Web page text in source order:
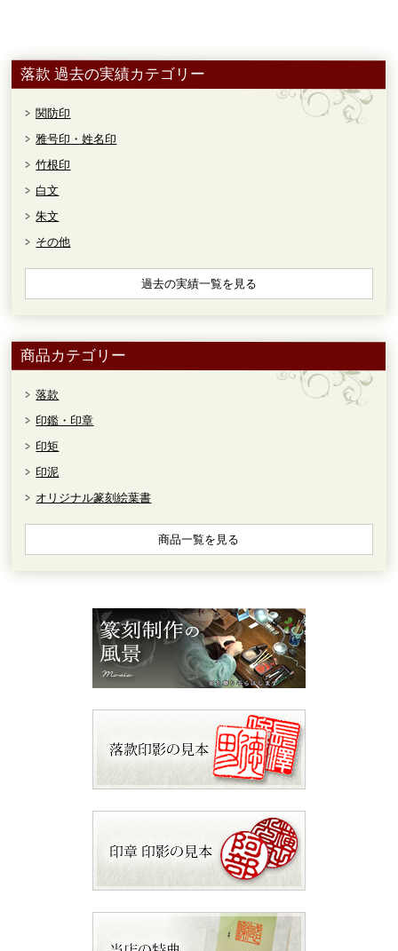
落款 過去の実績カテゴリー
関防印
雅号印・姓名印
竹根印
白文
朱文
その他
過去の実績一覧を見る
商品カテゴリー
落款
印鑑・印章
印矩
印泥
オリジナル篆刻絵葉書
商品一覧を見る